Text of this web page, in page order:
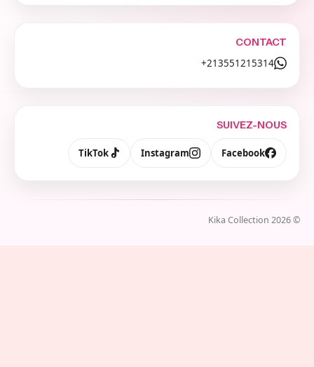
CONTACT
213551215314+
SUIVEZ-NOUS
Facebook
Instagram
TikTok
©
2026